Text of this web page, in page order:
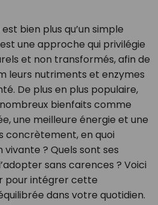
bien plus qu’un simple
une approche qui privilégie
et non transformés, afin de
leurs nutriments et enzymes
De plus en plus populaire,
bienfaits comme
une meilleure énergie et une
concrètement, en quoi
? Quels sont ses
sans carences ? Voici
pour intégrer cette
dans votre quotidien.